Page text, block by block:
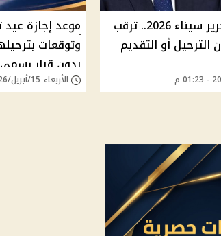
موعد إجازة عيد تحرير سيناء 2026.. ترقب
الترحيل أو التقديم
بدون قرار رسمي
الأربعاء 15/أبريل/2026 - 02:55 م